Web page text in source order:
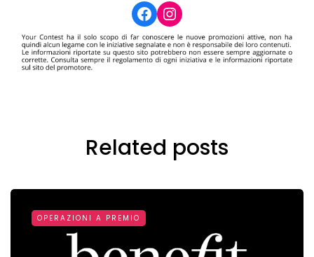
Facebook
Instagram
Related posts
OPERAZIONI A PREMIO